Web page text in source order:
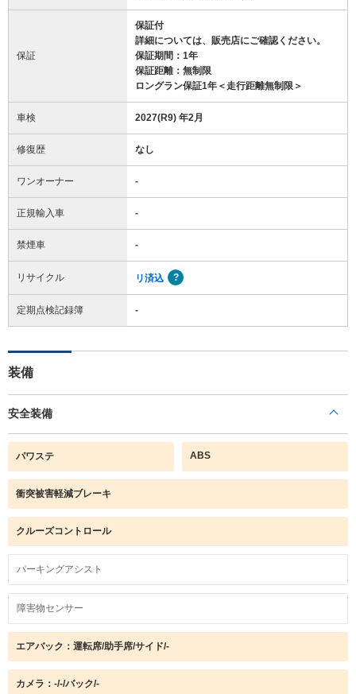
保証
保証付
詳細については、販売店にご確認ください。
保証期間：1年
保証距離：無制限
ロングラン保証1年＜走行距離無制限＞
車検 2027(R9) 年2月
修復歴 なし
ワンオーナー -
正規輸入車 -
禁煙車 -
リサイクル リ済込
定期点検記録簿 -
装備
安全装備
パワステ ABS
衝突被害軽減ブレーキ
クルーズコントロール
パーキングアシスト
障害物センサー
エアバック：運転席/助手席/サイド/-
カメラ：-/-/バック/-